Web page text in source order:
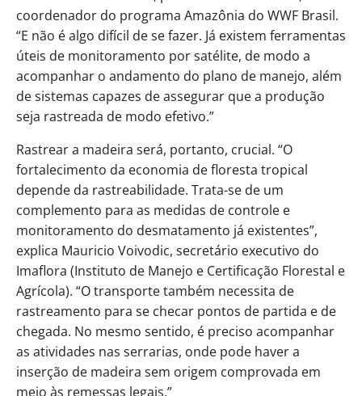
coordenador do programa Amazônia do WWF Brasil.
“E não é algo difícil de se fazer. Já existem ferramentas
úteis de monitoramento por satélite, de modo a
acompanhar o andamento do plano de manejo, além
de sistemas capazes de assegurar que a produção
seja rastreada de modo efetivo.”
Rastrear a madeira será, portanto, crucial. “O
fortalecimento da economia de floresta tropical
depende da rastreabilidade. Trata-se de um
complemento para as medidas de controle e
monitoramento do desmatamento já existentes”,
explica Mauricio Voivodic, secretário executivo do
Imaflora (Instituto de Manejo e Certificação Florestal e
Agrícola). “O transporte também necessita de
rastreamento para se checar pontos de partida e de
chegada. No mesmo sentido, é preciso acompanhar
as atividades nas serrarias, onde pode haver a
inserção de madeira sem origem comprovada em
meio às remessas legais.”